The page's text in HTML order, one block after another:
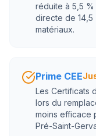
réduite à 5,5
directe de
matériaux.
Prime CEE
Les Certificats
lors du
moins efficace
Pré-Saint-